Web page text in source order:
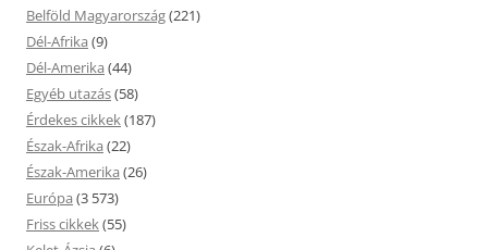
Belföld Magyarország(221)
Dél-Afrika (9)
Dél-Amerika (44)
Egyéb utazás(58)
Érdekes cikkek(187)
Észak-Afrika (22)
Észak-Amerika (26)
Európa (3 573)
Friss cikkek(55)